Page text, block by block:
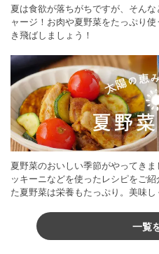
夏は食欲が落ちがちですが、そん
ャージ！お肉や夏野菜をたっぷり
き飛ばしましょう！
夏野菜のおいしい季節がやってき
ッキーニなどを使ったレシピをご
た夏野菜は栄養もたっぷり。美味
一覧